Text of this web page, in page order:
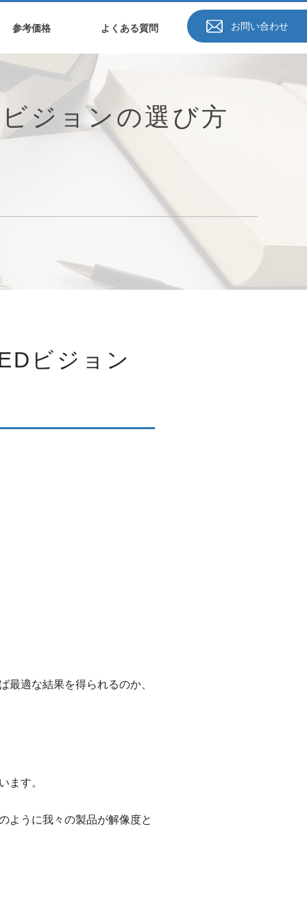
参考価格 よくある質問 お問い合わせ
ジョンの選び方
ビジョン
適な結果を得られるのか、
ます。
ように我々の製品が解像度と